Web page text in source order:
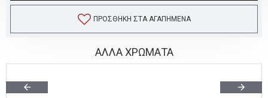
ΠΡΟΣΘΉΚΗ ΣΤΑ ΑΓΑΠΗΜΈΝΑ
ΑΛΛΑ ΧΡΩΜΑΤΑ